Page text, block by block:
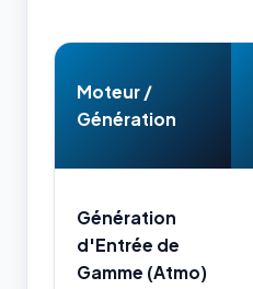
Moteur /
Génération
Génération
d'Entrée de
Gamme (Atmo)